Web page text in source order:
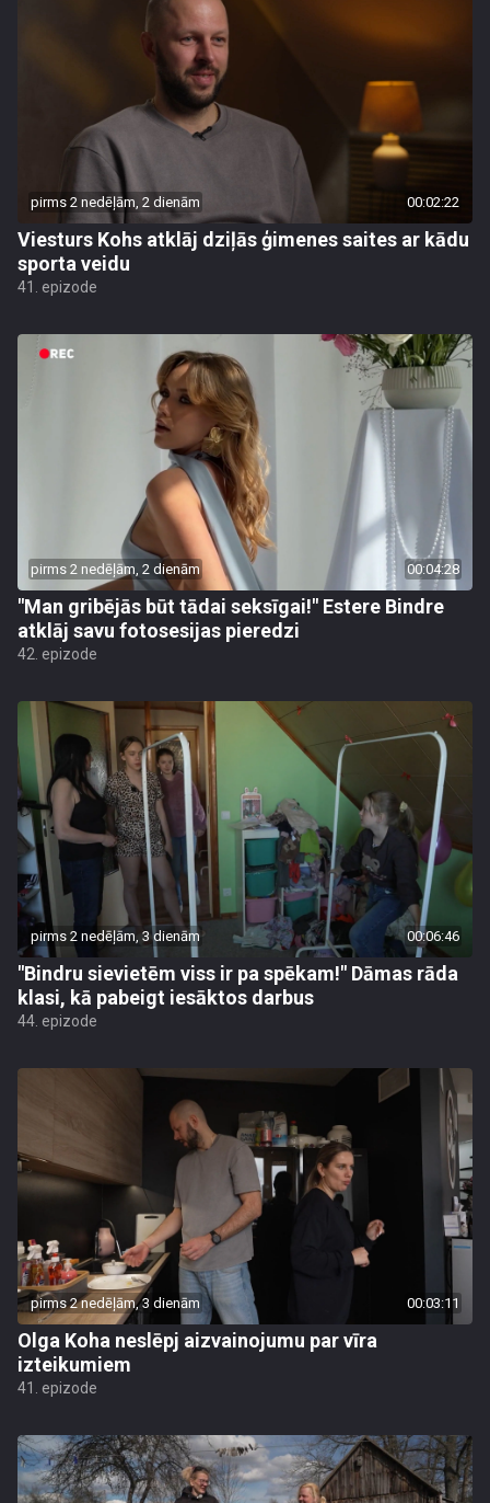
pirms 2 nedēļām, 2 dienām 00:02:22
Viesturs Kohs atklāj dziļās ģimenes saites ar kādu
sporta veidu
41. epizode
pirms 2 nedēļām, 2 dienām 00:04:28
"Man gribējās būt tādai seksīgai!" Estere Bindre
atklāj savu fotosesijas pieredzi
42. epizode
pirms 2 nedēļām, 3 dienām 00:06:46
"Bindru sievietēm viss ir pa spēkam!" Dāmas rāda
klasi, kā pabeigt iesāktos darbus
44. epizode
pirms 2 nedēļām, 3 dienām 00:03:11
Olga Koha neslēpj aizvainojumu par vīra
izteikumiem
41. epizode